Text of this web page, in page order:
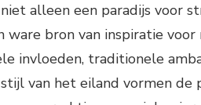
niet alleen een paradijs voor
ware bron van inspiratie
invloeden, traditionele
van het eiland vormen